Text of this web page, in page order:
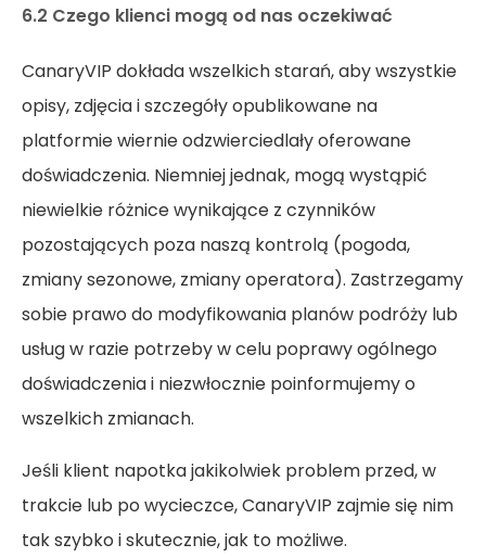
6.2 Czego klienci mogą od nas oczekiwać
CanaryVIP dokłada wszelkich starań, aby wszystkie
opisy, zdjęcia i szczegóły opublikowane na
platformie wiernie odzwierciedlały oferowane
doświadczenia. Niemniej jednak, mogą wystąpić
niewielkie różnice wynikające z czynników
pozostających poza naszą kontrolą (pogoda,
zmiany sezonowe, zmiany operatora). Zastrzegamy
sobie prawo do modyfikowania planów podróży lub
usług w razie potrzeby w celu poprawy ogólnego
doświadczenia i niezwłocznie poinformujemy o
wszelkich zmianach.
Jeśli klient napotka jakikolwiek problem przed, w
trakcie lub po wycieczce, CanaryVIP zajmie się nim
tak szybko i skutecznie, jak to możliwe.